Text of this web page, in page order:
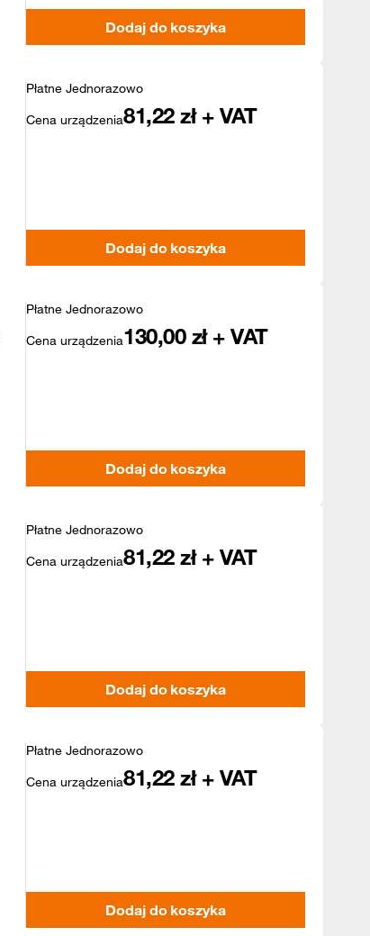
Dodaj do koszyka
Płatne Jednorazowo
Cena urządzenia81,22 zł + VAT
Dodaj do koszyka
Płatne Jednorazowo
Cena urządzenia130,00 zł + VAT
Dodaj do koszyka
Płatne Jednorazowo
Cena urządzenia81,22 zł + VAT
Dodaj do koszyka
Płatne Jednorazowo
Cena urządzenia81,22 zł + VAT
Dodaj do koszyka